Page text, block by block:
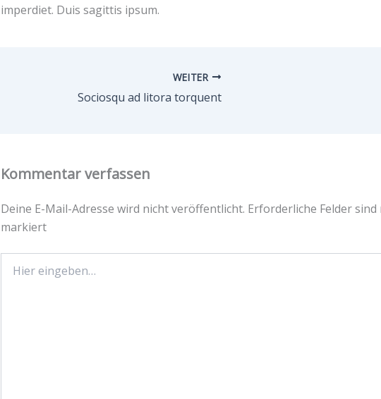
imperdiet. Duis sagittis ipsum.
WEITER
Sociosqu ad litora torquent
Kommentar verfassen
Deine E-Mail-Adresse wird nicht veröffentlicht. Erforderliche Felder sind
markiert
eingeben…